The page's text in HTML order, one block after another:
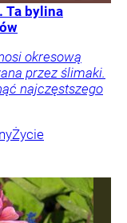
Ta bylina
okresową
przez ślimaki.
najczęstszego
Życie